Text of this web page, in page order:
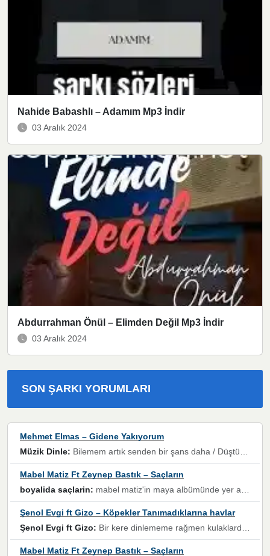
Nahide Babashlı – Adamım Mp3 İndir
03 Aralık 2024
Abdurrahman Önül – Elimden Değil Mp3 İndir
03 Aralık 2024
SON ŞARKI YORUMLARI
Mehmet Elmas – Gidene Yakıyorum
Müzik Dinle: Bilemem artık senden bir şans daha / Düştüğün zaman ben olmayacağım yanında” dizeleri, artık geçmişin tekrarına izin verilmeyeceğini, kişisel sınırların çizildiğini gösteriyor.
Mabel Matiz Ft Zeynep Bastık – Saçların
boyalida saçlarin: mabel matiz'in maya albümünde yer alan güzellerden. parça da şarkı hani! müzikal altyapısına vurulduğum, sözlerinde kaybolduğum bir parça olmuş.
Şenol Evgi ft Gizo – Köpekler Tanımadıklarına havlar
Şenol Evgi ft Gizo: Bir kere dinlememe rağmen kulaklardan gitmiyor sen sen sen sen kurban ol sen sen sen sen hayran ol yükses ses müzik dinleme sebebisiniz canlar bomba gibi patladınız maşallah
Mabel Matiz Ft Zeynep Bastık – Saçların